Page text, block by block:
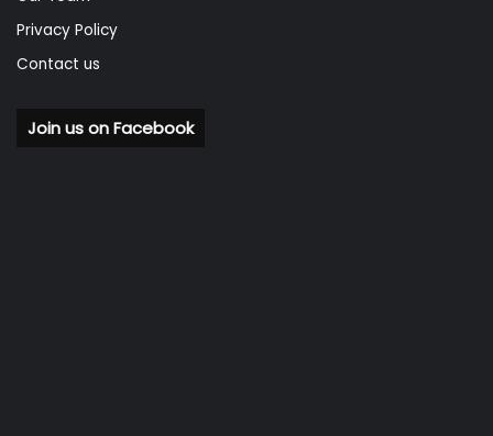
Privacy Policy
Contact us
Join us on Facebook